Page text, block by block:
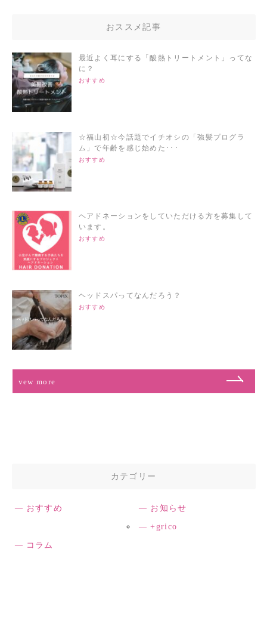
おススメ記事
最近よく耳にする「酸熱トリートメント」ってな
に？
おすすめ
☆福山初☆今話題でイチオシの「強髪プログラ
ム」で年齢を感じ始めた･･･
おすすめ
ヘアドネーションをしていただける方を募集して
います。
おすすめ
ヘッドスパってなんだろう？
おすすめ
vew more
カテゴリー
おすすめ お知らせ
+grico
コラム